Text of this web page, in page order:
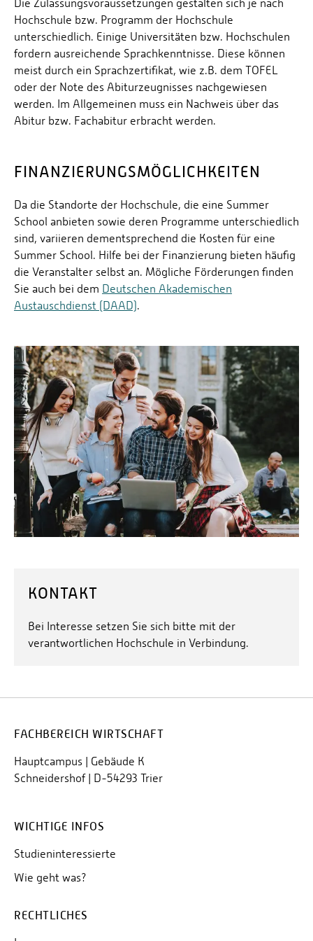
Programmkosten
2.995 USD– für Partnerhochschulen
3.200 USD – für Nicht-Partnerhochschulen
Nicht enthalten: Flugkosten, die meisten Mahlzeiten,
Kontakt & Bewerbung
María del Rosario Martínez Vargas:
rosario.martinez[@]anahuac[.]mx
• Arturo Flores (Program Coordinator):
arturo.floresl[@]anahuac[.]mx
Die Zulassungsvoraussetzungen gestalten sich je nach
Hochschule bzw. Programm der Hochschule
unterschiedlich. Einige Universitäten bzw. Hochschulen
fordern ausreichende Sprachkenntnisse. Diese können
meist durch ein Sprachzertifikat, wie z.B. dem TOFEL
oder der Note des Abiturzeugnisses nachgewiesen
werden. Im Allgemeinen muss ein Nachweis über das
Abitur bzw. Fachabitur erbracht werden.
FINANZIERUNGSMÖGLICHKEITEN
Da die Standorte der Hochschule, die eine Summer
School anbieten sowie deren Programme unterschiedlich
sind, variieren dementsprechend die Kosten für eine
Summer School. Hilfe bei der Finanzierung bieten häufig
die Veranstalter selbst an. Mögliche Förderungen finden
Sie auch bei dem Deutschen Akademischen
Austauschdienst (DAAD).
KONTAKT
Bei Interesse setzen Sie sich bitte mit der
verantwortlichen Hochschule in Verbindung.
FACHBEREICH WIRTSCHAFT
Hauptcampus | Gebäude K
Schneidershof | D-54293 Trier
WICHTIGE INFOS
Studieninteressierte
Wie geht was?
RECHTLICHES